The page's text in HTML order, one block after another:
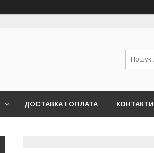
ДОСТАВКА І ОПЛАТА КОНТАКТИ